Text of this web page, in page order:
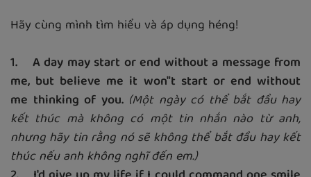
Hãy cùng mình tìm hiểu và áp dụng héng!
1.
A day may start or end without a message from
me, but believe me it won"t start or end without
me thinking of you. (Một ngày có thể bắt đầu hay
kết thúc mà không có một tin nhắn nào từ anh,
nhưng hãy tin rằng nó sẽ không thể bắt đầu hay kết
thúc nếu anh không nghĩ đến em.)